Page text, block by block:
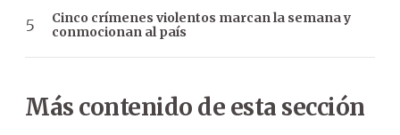
Cinco crímenes violentos marcan la semana y
conmocionan al país
Más contenido de esta sección